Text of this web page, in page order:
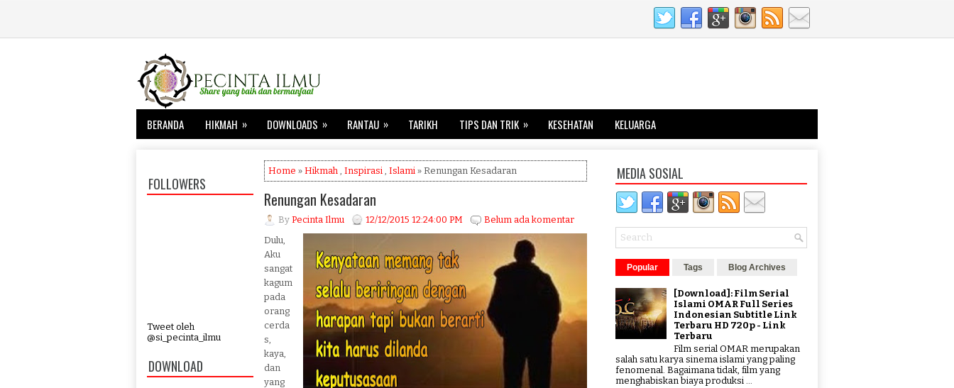
BERANDA HIKMAH » DOWNLOADS » RANTAU » TARIKH TIPS DAN TRIK » KESEHATAN KELUARGA
FOLLOWERS
Tweet oleh
@si_pecinta_ilmu
DOWNLOAD
Home » Hikmah , Inspirasi , Islami » Renungan Kesadaran
Renungan Kesadaran
By Pecinta Ilmu 12/12/2015 12:24:00 PM
Belum ada komentar
Dulu,
Aku
sangat
kagum
pada
orang
cerda
s,
kaya,
dan
yang
MEDIA SOSIAL
Popular Tags Blog Archives
[Download]: Film Serial
Islami OMAR Full Series
Indonesian Subtitle Link
Terbaru HD 720p - Link
Terbaru
Film serial OMAR merupakan
salah satu karya sinema islami yang paling
fenomenal. Bagaimana tidak, film yang
menghabiskan biaya produksi ...